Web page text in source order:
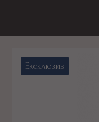
Ексклюзив